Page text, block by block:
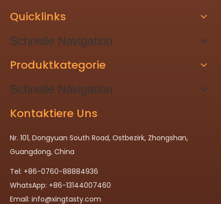
Quicklinks
Schnelle Navigation
Produktkategorie
Schnelle Navigation
Kontaktiere Uns
Nr. 101, Dongyuan South Road, Ostbezirk, Zhongshan,
Guangdong, China
Tel: +86-0760-88884936
WhatsApp: +86-13144007460
Email: info@xingtasty.com